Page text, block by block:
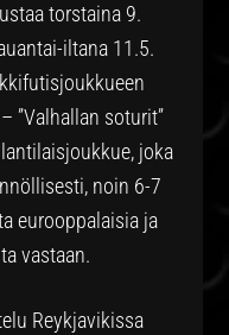
torstaina 9.
iltana 11.5.
”Valhallan soturit”
joka
noin 6-7
eurooppalaisia ja
vastaan.
Reykjavikissa